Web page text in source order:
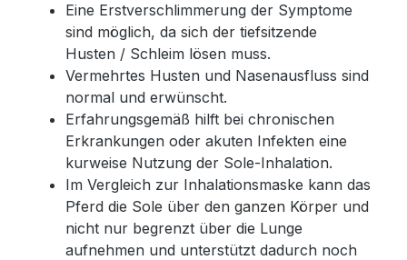
Eine Erstverschlimmerung der Symptome
sind möglich, da sich der tiefsitzende
Husten / Schleim lösen muss.
Vermehrtes Husten und Nasenausfluss sind
normal und erwünscht.
Erfahrungsgemäß hilft bei chronischen
Erkrankungen oder akuten Infekten eine
kurweise Nutzung der Sole-Inhalation.
Im Vergleich zur Inhalationsmaske kann das
Pferd die Sole über den ganzen Körper und
nicht nur begrenzt über die Lunge
aufnehmen und unterstützt dadurch noch